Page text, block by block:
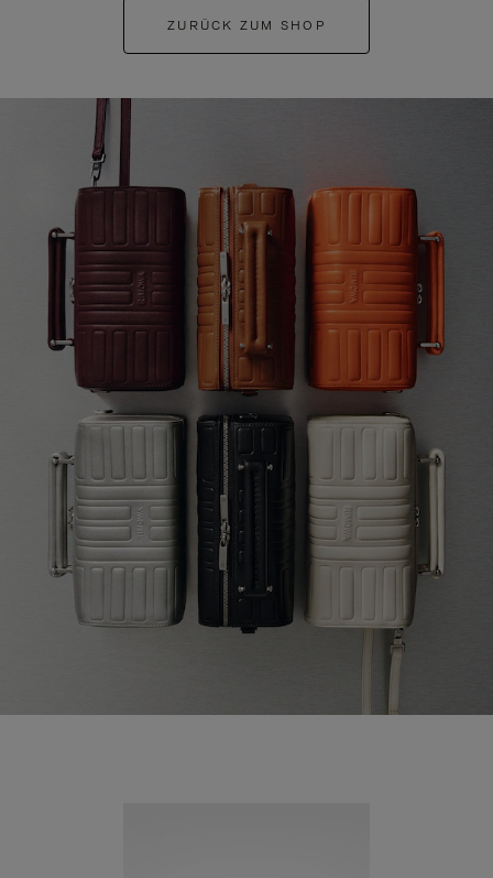
ZURÜCK ZUM SHOP